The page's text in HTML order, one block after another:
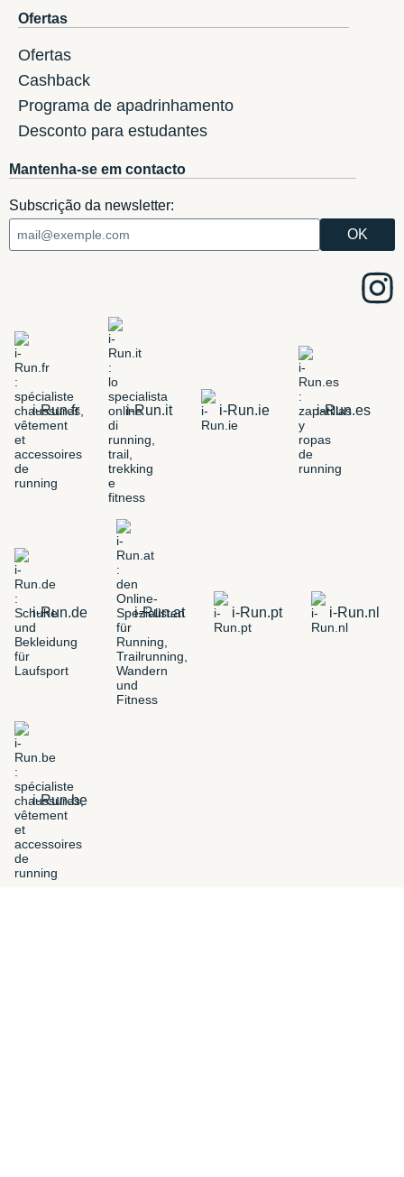
Ofertas
Ofertas
Cashback
Programa de apadrinhamento
Desconto para estudantes
Mantenha-se em contacto
Subscrição da newsletter:
i-Run.fr i-Run.it i-Run.ie i-Run.es
i-Run.de i-Run.at i-Run.pt i-Run.nl
i-Run.be